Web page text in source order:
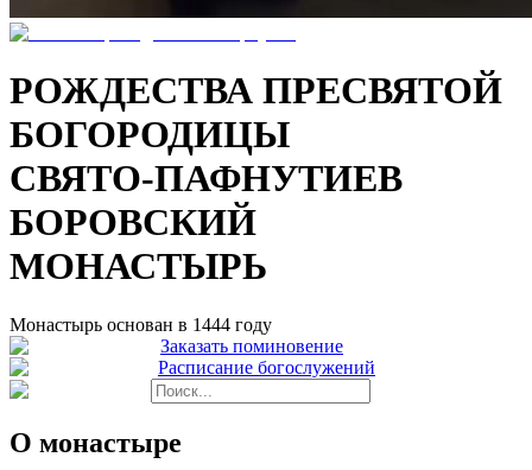
РОЖДЕСТВА ПРЕСВЯТОЙ
БОГОРОДИЦЫ
СВЯТО-ПАФНУТИЕВ
БОРОВСКИЙ
МОНАСТЫРЬ
Монастырь основан в 1444 году
Заказать поминовение
Расписание богослужений
О монастыре